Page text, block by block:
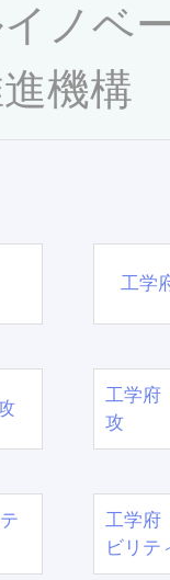
ノベ
機構
工学
工学府
攻
工学府
ビリテ